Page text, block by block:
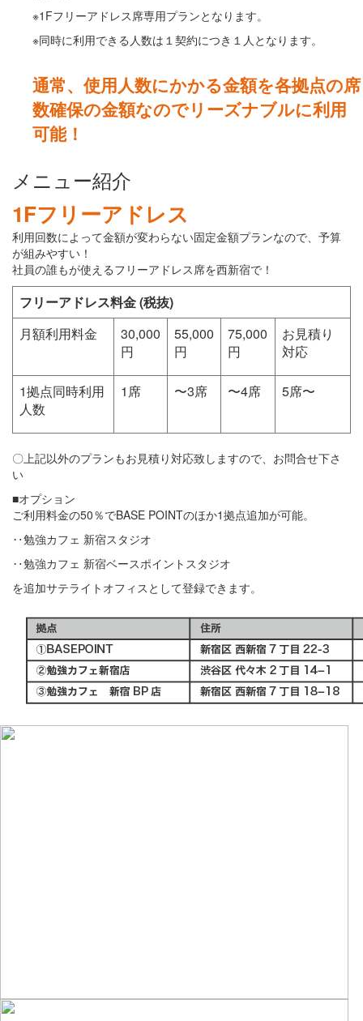
※1Fフリーアドレス席専用プランとなります。
※同時に利用できる人数は１契約につき１人となります。
通常、使用人数にかかる金額を各拠点の席
数確保の金額なのでリーズナブルに利用
可能！
メニュー紹介
1Fフリーアドレス
利用回数によって金額が変わらない固定金額プランなので、予算
が組みやすい！
社員の誰もが使えるフリーアドレス席を西新宿で！
フリーアドレス料金 (税抜)
月額利用料金
30,000
円
55,000
円
75,000
円
お見積り
対応
1拠点同時利用
人数
1席 〜3席 〜4席 5席〜
〇上記以外のプランもお見積り対応致しますので、お問合せ下さ
い
■オプション
ご利用料金の50％でBASE POINTのほか1拠点追加が可能。
‥勉強カフェ 新宿スタジオ
‥勉強カフェ 新宿ベースポイントスタジオ
を追加サテライトオフィスとして登録できます。